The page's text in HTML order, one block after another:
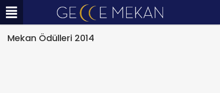
Mekan Ödülleri 2014